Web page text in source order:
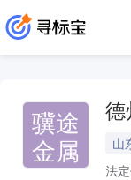
骥途
金属
德
山
法